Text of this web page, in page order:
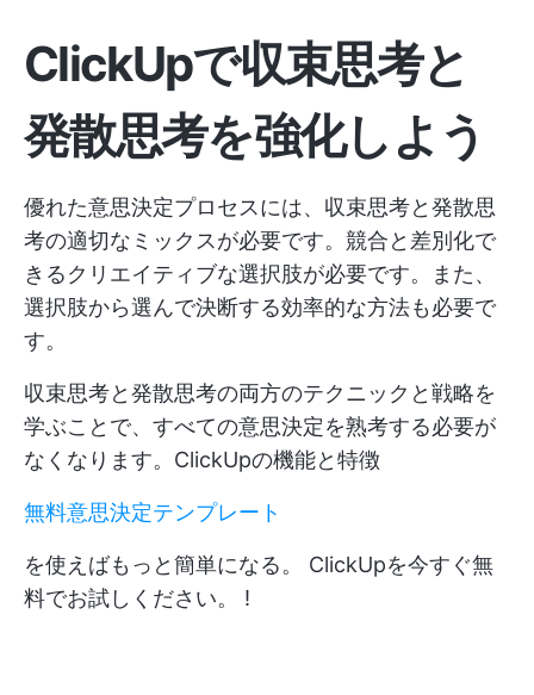
ClickUpで収束思考と
発散思考を強化しよう
優れた意思決定プロセスには、収束思考と発散思
考の適切なミックスが必要です。競合と差別化で
きるクリエイティブな選択肢が必要です。また、
選択肢から選んで決断する効率的な方法も必要で
す。
収束思考と発散思考の両方のテクニックと戦略を
学ぶことで、すべての意思決定を熟考する必要が
なくなります。ClickUpの機能と特徴
無料意思決定テンプレート
を使えばもっと簡単になる。 ClickUpを今すぐ無
料でお試しください。
!